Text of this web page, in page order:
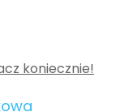
koniecznie!